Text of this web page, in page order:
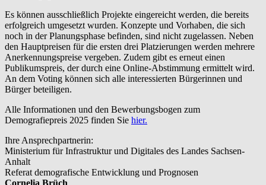
Es können ausschließlich Projekte eingereicht werden, die bereits
erfolgreich umgesetzt wurden. Konzepte und Vorhaben, die sich
noch in der Planungsphase befinden, sind nicht zugelassen. Neben
den Hauptpreisen für die ersten drei Platzierungen werden mehrere
Anerkennungspreise vergeben. Zudem gibt es erneut einen
Publikumspreis, der durch eine Online-Abstimmung ermittelt wird.
An dem Voting können sich alle interessierten Bürgerinnen und
Bürger beteiligen.
Alle Informationen und den Bewerbungsbogen zum
Demografiepreis 2025 finden Sie hier.
Ihre Ansprechpartnerin:
Ministerium für Infrastruktur und Digitales des Landes Sachsen-
Anhalt
Referat demografische Entwicklung und Prognosen
Cornelia Brüch